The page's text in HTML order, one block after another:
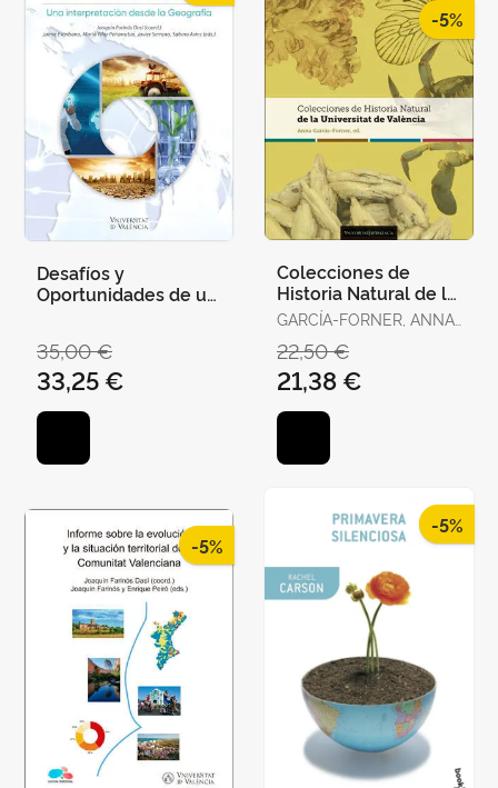
Desafíos y
Oportunidades de un
35,00 €
33,25 €
-5%
Colecciones de
Historia Natural de la
Universitat de
GARCÍA-FORNER, ANNA
22,50 €
21,38 €
-5%
-5%